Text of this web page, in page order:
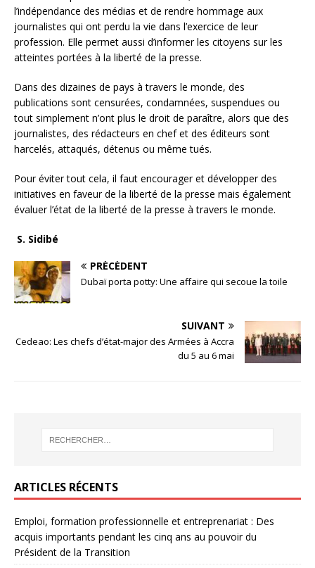
l’indépendance des médias et de rendre hommage aux
journalistes qui ont perdu la vie dans l’exercice de leur
profession. Elle permet aussi d’informer les citoyens sur les
atteintes portées à la liberté de la presse.
Dans des dizaines de pays à travers le monde, des
publications sont censurées, condamnées, suspendues ou
tout simplement n’ont plus le droit de paraître, alors que des
journalistes, des rédacteurs en chef et des éditeurs sont
harcelés, attaqués, détenus ou même tués.
Pour éviter tout cela, il faut encourager et développer des
initiatives en faveur de la liberté de la presse mais également
évaluer l’état de la liberté de la presse à travers le monde.
S. Sidibé
PRÉCÉDENT
Dubaï porta potty: Une affaire qui secoue la toile
SUIVANT
Cedeao: Les chefs d’état-major des Armées à Accra
du 5 au 6 mai
ARTICLES RÉCENTS
Emploi, formation professionnelle et entreprenariat : Des
acquis importants pendant les cinq ans au pouvoir du
Président de la Transition